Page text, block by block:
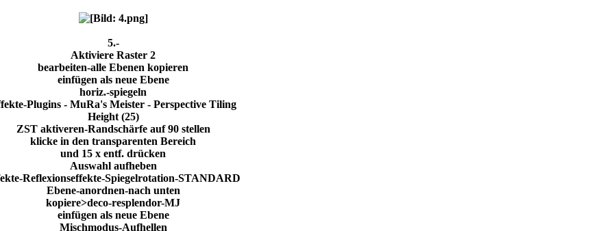
5.-
Aktiviere Raster 2
bearbeiten-alle Ebenen kopieren
einfügen als neue Ebene
horiz.-spiegeln
Plugins - MuRa's Meister - Perspective Tiling
Height (25)
ZST aktiveren-Randschärfe auf 90 stellen
klicke in den transparenten Bereich
und 15 x entf. drücken
Auswahl aufheben
Reflexionseffekte-Spiegelrotation-STANDARD
Ebene-anordnen-nach unten
kopiere>deco-resplendor-MJ
einfügen als neue Ebene
Mischmodus-Aufhellen